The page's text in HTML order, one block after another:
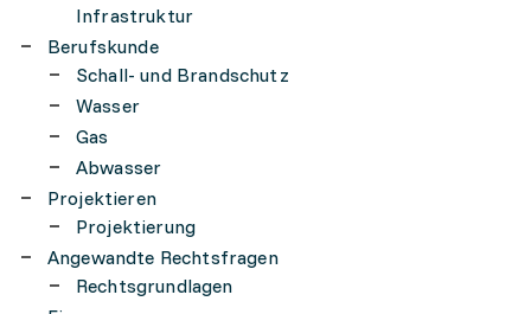
Infrastruktur
Berufskunde
Schall- und Brandschutz
Wasser
Gas
Abwasser
Projektieren
Projektierung
Angewandte Rechtsfragen
Rechtsgrundlagen